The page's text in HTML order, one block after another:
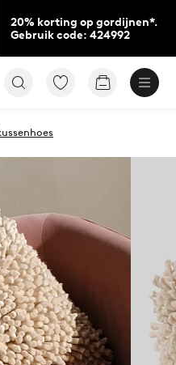
20% korting op gordijnen*.
Gebruik code: 424992
Ga
Go